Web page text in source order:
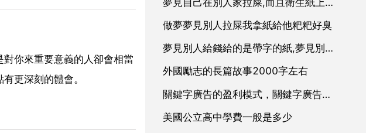
你來重要意義的人卻會相當
更深刻的體會。
夢見自己在別人家拉屎,而且衛生紙上有屎丟了
做夢夢見別人拉屎我拿紙給他粑粑好臭
夢見別人給錢給的是帶字的紙,夢見別人給我錢是紙有字,
外國勵志的長篇故事2000字左右
關鍵字廣告的盈利模式，關鍵字廣告廣告
美國公立高中學費一般是多少